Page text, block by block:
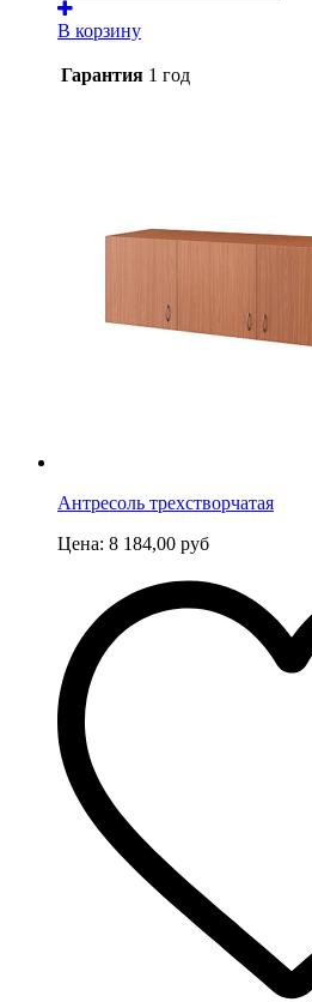
В корзину
Гарантия 1 год
Антресоль трехстворчатая
Цена: 8 184,00 руб